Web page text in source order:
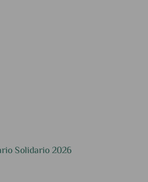
Solidario 2026